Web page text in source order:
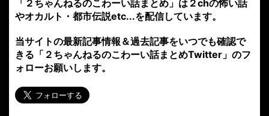
「２ちゃんねるのこわーい話まとめ」は２chの怖い話
やオカルト・都市伝説etc...を配信しています。
当サイトの最新記事情報＆過去記事をいつでも確認で
きる「２ちゃんねるのこわーい話まとめTwitter」のフ
ォローお願いします。